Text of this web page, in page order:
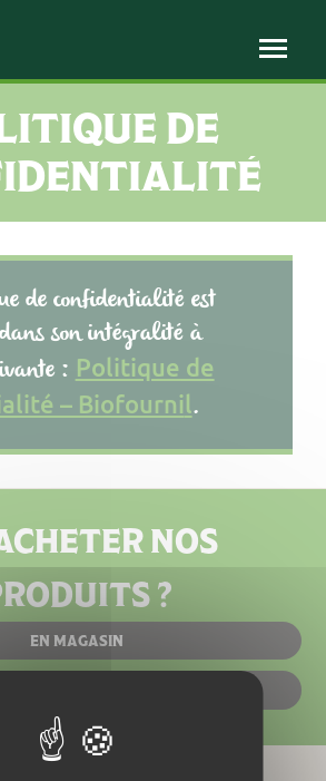
DE
de confidentialité est
son intégralité à
: Politique de
– Biofourni l.
NOS
?
EN MAGASIN
cookies